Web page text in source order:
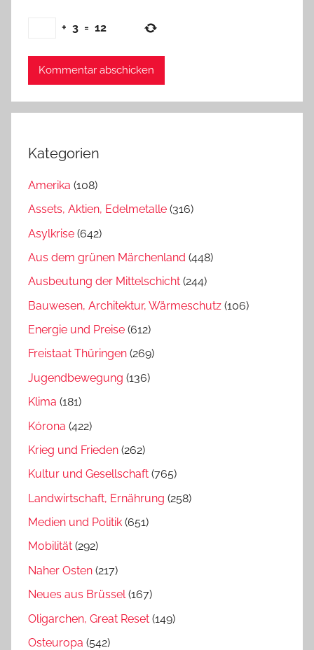
+ 3 = 12
Kategorien
Amerika (108)
Assets, Aktien, Edelmetalle (316)
Asylkrise (642)
Aus dem grünen Märchenland (448)
Ausbeutung der Mittelschicht (244)
Bauwesen, Architektur, Wärmeschutz (106)
Energie und Preise (612)
Freistaat Thüringen (269)
Jugendbewegung (136)
Klima (181)
Kórona (422)
Krieg und Frieden (262)
Kultur und Gesellschaft (765)
Landwirtschaft, Ernährung (258)
Medien und Politik (651)
Mobilität (292)
Naher Osten (217)
Neues aus Brüssel(167)
Oligarchen, Great Reset (149)
Osteuropa (542)